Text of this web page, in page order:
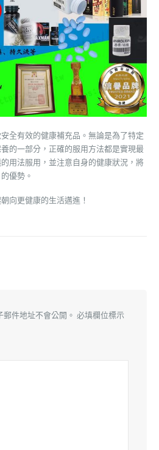
全有效的健康補充品。無論是為了特定
的一部分，正確的服用方法都是實現最
用法服用，並注意自身的健康狀況，將
優勢。
向更健康的生活邁進！
件地址不會公開。 必填欄位標示